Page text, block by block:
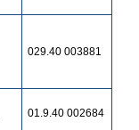
029.40 003881
01.9.40 002684